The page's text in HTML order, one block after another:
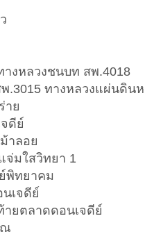
างหลวงชนบท สพ.4018
.3015 ทางหลวงแผ่นดินห
าย
ดีย์
าลอย
จ่มใสวิทยา 1
พิทยาคม
เจดีย์
ายตลาดดอนเจดีย์
ณ